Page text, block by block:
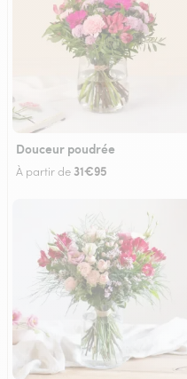
Douceur poudrée
À partir de 31€95